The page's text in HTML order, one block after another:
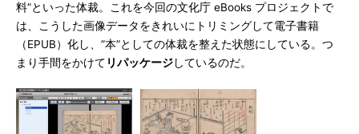
料”といった体裁。これを今回の文化庁 eBooks プロジェクトで
は、こうした画像データをきれいにトリミングして電子書籍
（EPUB）化し、”本”としての体裁を整えた状態にしている。つ
まり手間をかけて リパッケージしているのだ。